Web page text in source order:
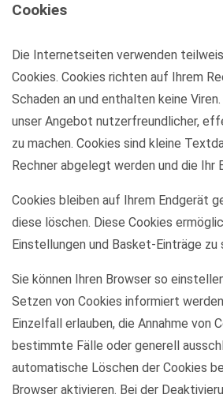
Cookies
Die Internetseiten verwenden
Cookies. Cookies richten auf Ihrem
Schaden an und enthalten keine
unser Angebot nutzerfreundlicher,
zu machen. Cookies sind kleine
Rechner abgelegt werden und die Ihr
Cookies bleiben auf Ihrem Endgerät
diese löschen. Diese Cookies
Einstellungen und Basket-Einträge zu
Sie können Ihren Browser so
Setzen von Cookies informiert
Einzelfall erlauben, die Annahme von
bestimmte Fälle oder generell
automatische Löschen der Cookies
Browser aktivieren. Bei der